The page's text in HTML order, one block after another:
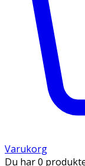
Varukorg
Du har 0